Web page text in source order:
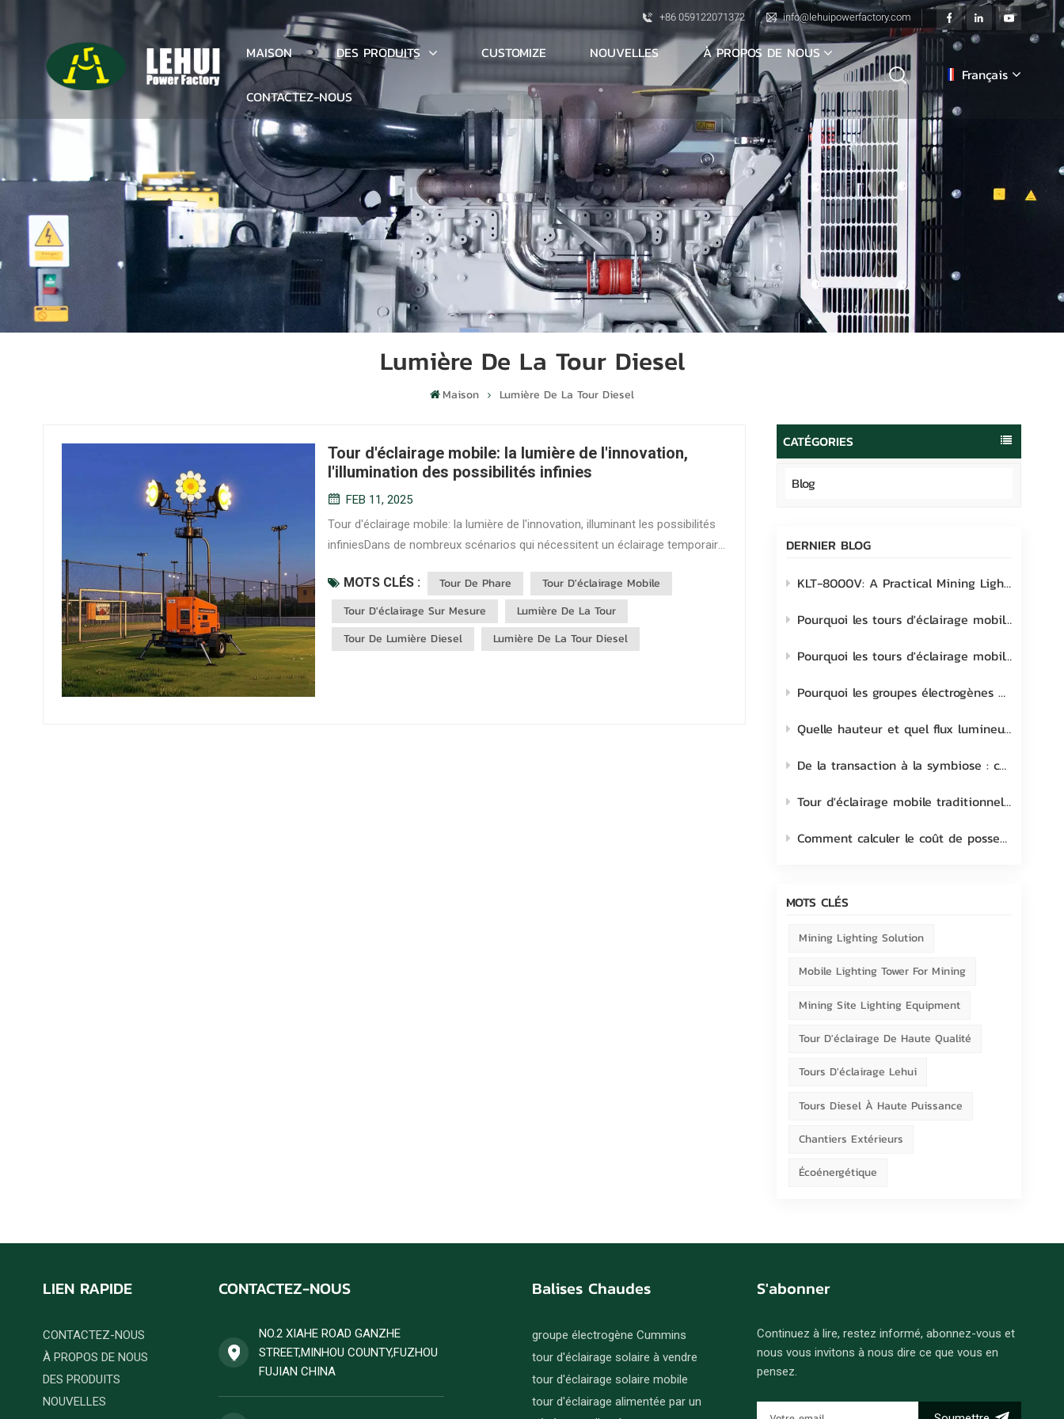
+86 059122071372 info@lehuipowerfactory.com
MAISON DES PRODUITS CUSTOMIZE NOUVELLES À PROPOS DE NOUS
CONTACTEZ-NOUS
Français
English
français
italiano
русский
Melayu
Lumière De La Tour Diesel
Maison Lumière De La Tour Diesel
CATÉGORIES
Blog
DERNIER BLOG
KLT-8000V: A Practical Mining Lighting Solution Built for Real-World Site Challenges
Pourquoi les tours d'éclairage mobiles Lehui sont le choix idéal pour les chantiers industriels
Pourquoi les tours d'éclairage mobiles transforment les chantiers extérieurs modernes
Pourquoi les groupes électrogènes mobiles pour tours d'éclairage sont-ils à prendre en considération ?
Quelle hauteur et quel flux lumineux choisir pour une tour d'éclairage mobile ?
De la transaction à la symbiose : comment cultiver et renforcer le lien avec le client
Tour d'éclairage mobile traditionnelle à halogénures métalliques vs LED
Comment calculer le coût de possession d'une tour d'éclairage mobile ?
MOTS CLÉS
Mining Lighting Solution
Mobile Lighting Tower For Mining
Mining Site Lighting Equipment
Tour D'éclairage De Haute Qualité
Tours D'éclairage Lehui
Tours Diesel À Haute Puissance
Chantiers Extérieurs
Écoénergétique
Tour d'éclairage mobile: la lumière de l'innovation,
l'illumination des possibilités infinies
FEB 11, 2025
Tour d'éclairage mobile: la lumière de l'innovation, illuminant les possibilités
infiniesDans de nombreux scénarios qui nécessitent un éclairage temporaire
nuits éblouissantes lors d'événements à grande échelle en plein...
MOTS CLÉS : Tour De Phare
Tour D'éclairage Mobile
Tour D'éclairage Sur Mesure
Lumière De La Tour
Tour De Lumière Diesel
Lumière De La Tour Diesel
LIEN RAPIDE
CONTACTEZ-NOUS
À PROPOS DE NOUS
DES PRODUITS
NOUVELLES
CONTACTEZ-NOUS
NO.2 XIAHE ROAD GANZHE
STREET,MINHOU COUNTY,FUZHOU
FUJIAN CHINA
Balises Chaudes
groupe électrogène Cummins
tour d'éclairage solaire à vendre
tour d'éclairage solaire mobile
tour d'éclairage alimentée par un
S'abonner
Continuez à lire, restez informé, abonnez-vous et
nous vous invitons à nous dire ce que vous en
pensez.